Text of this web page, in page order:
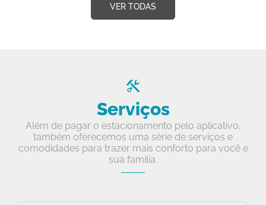
VER TODAS
Serviços
Além de pagar o estacionamento pelo aplicativo,
também oferecemos uma série de serviços e
comodidades para trazer mais conforto para você e
sua família.